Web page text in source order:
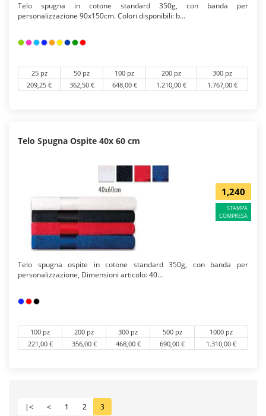
Telo spugna in cotone standard 350g, con banda per
personalizzazione 90x150cm. Colori disponibili: b...
25 pz 50 pz 100 pz 200 pz
300 pz
209,25 €
362,50 € 648,00 € 1.210,00 € 1.767,00 €
Telo Spugna Ospite 40x 60 cm
1,240
STAMPA
COMPRESA
Telo spugna ospite in cotone standard 350g, con banda per
personalizzazione, Dimensioni articolo: 40...
100 pz 200 pz 300 pz 500 pz
1000 pz
221,00 €
356,00 € 468,00 € 690,00 € 1.310,00 €
|< < 1 2 3